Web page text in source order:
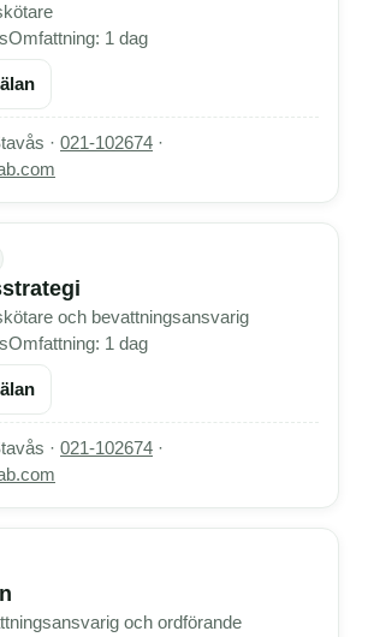
Omfattning: 1 dag
· 021-102674 ·
och bevattningsansvarig
Omfattning: 1 dag
· 021-102674 ·
och ordförande